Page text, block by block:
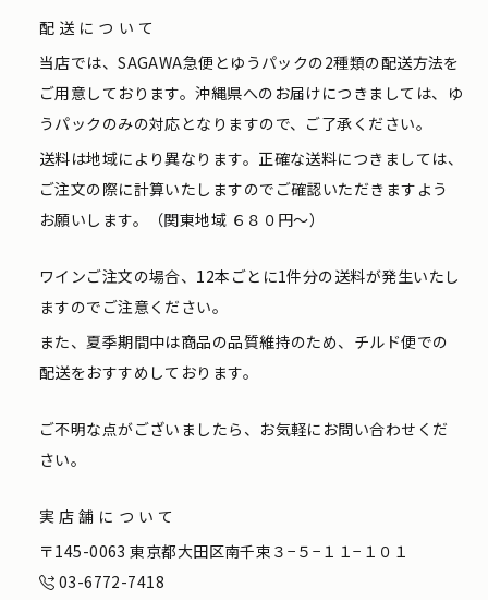
配送について
当店では、SAGAWA急便とゆうパックの2種類の配送方法を
ご用意しております。沖縄県へのお届けにつきましては、ゆ
うパックのみの対応となりますので、ご了承ください。
送料は地域により異なります。正確な送料につきましては、
ご注文の際に計算いたしますのでご確認いただきますよう
お願いします。（関東地域 ６８０円〜）
ワインご注文の場合、12本ごとに1件分の送料が発生いたし
ますのでご注意ください。
また、夏季期間中は商品の品質維持のため、チルド便での
配送をおすすめしております。
ご不明な点がございましたら、お気軽にお問い合わせくだ
さい。
実店舗について
〒145-0063 東京都大田区南千束３−５−１１−１０１
03-6772-7418